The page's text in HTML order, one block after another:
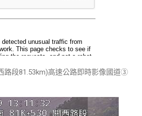
路段81.53km)高速公路即時影像國道③